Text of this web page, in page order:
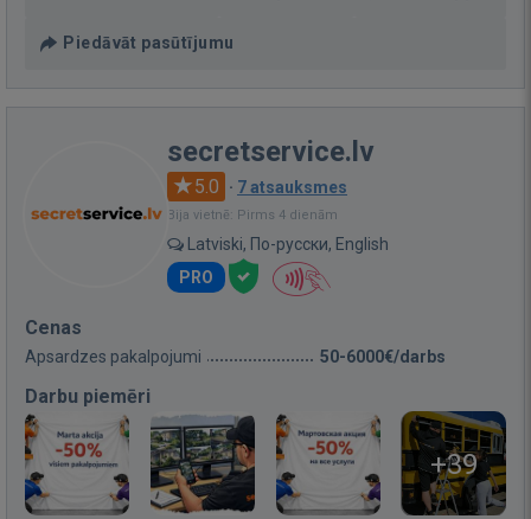
Piedāvāt pasūtījumu
secretservice.lv
5.0 · 7 atsauksmes
Bija vietnē: Pirms 4 dienām
Latviski, По-русски, English
PRO
Cenas
Apsardzes pakalpojumi 50-6000€/darbs
Darbu piemēri
+39